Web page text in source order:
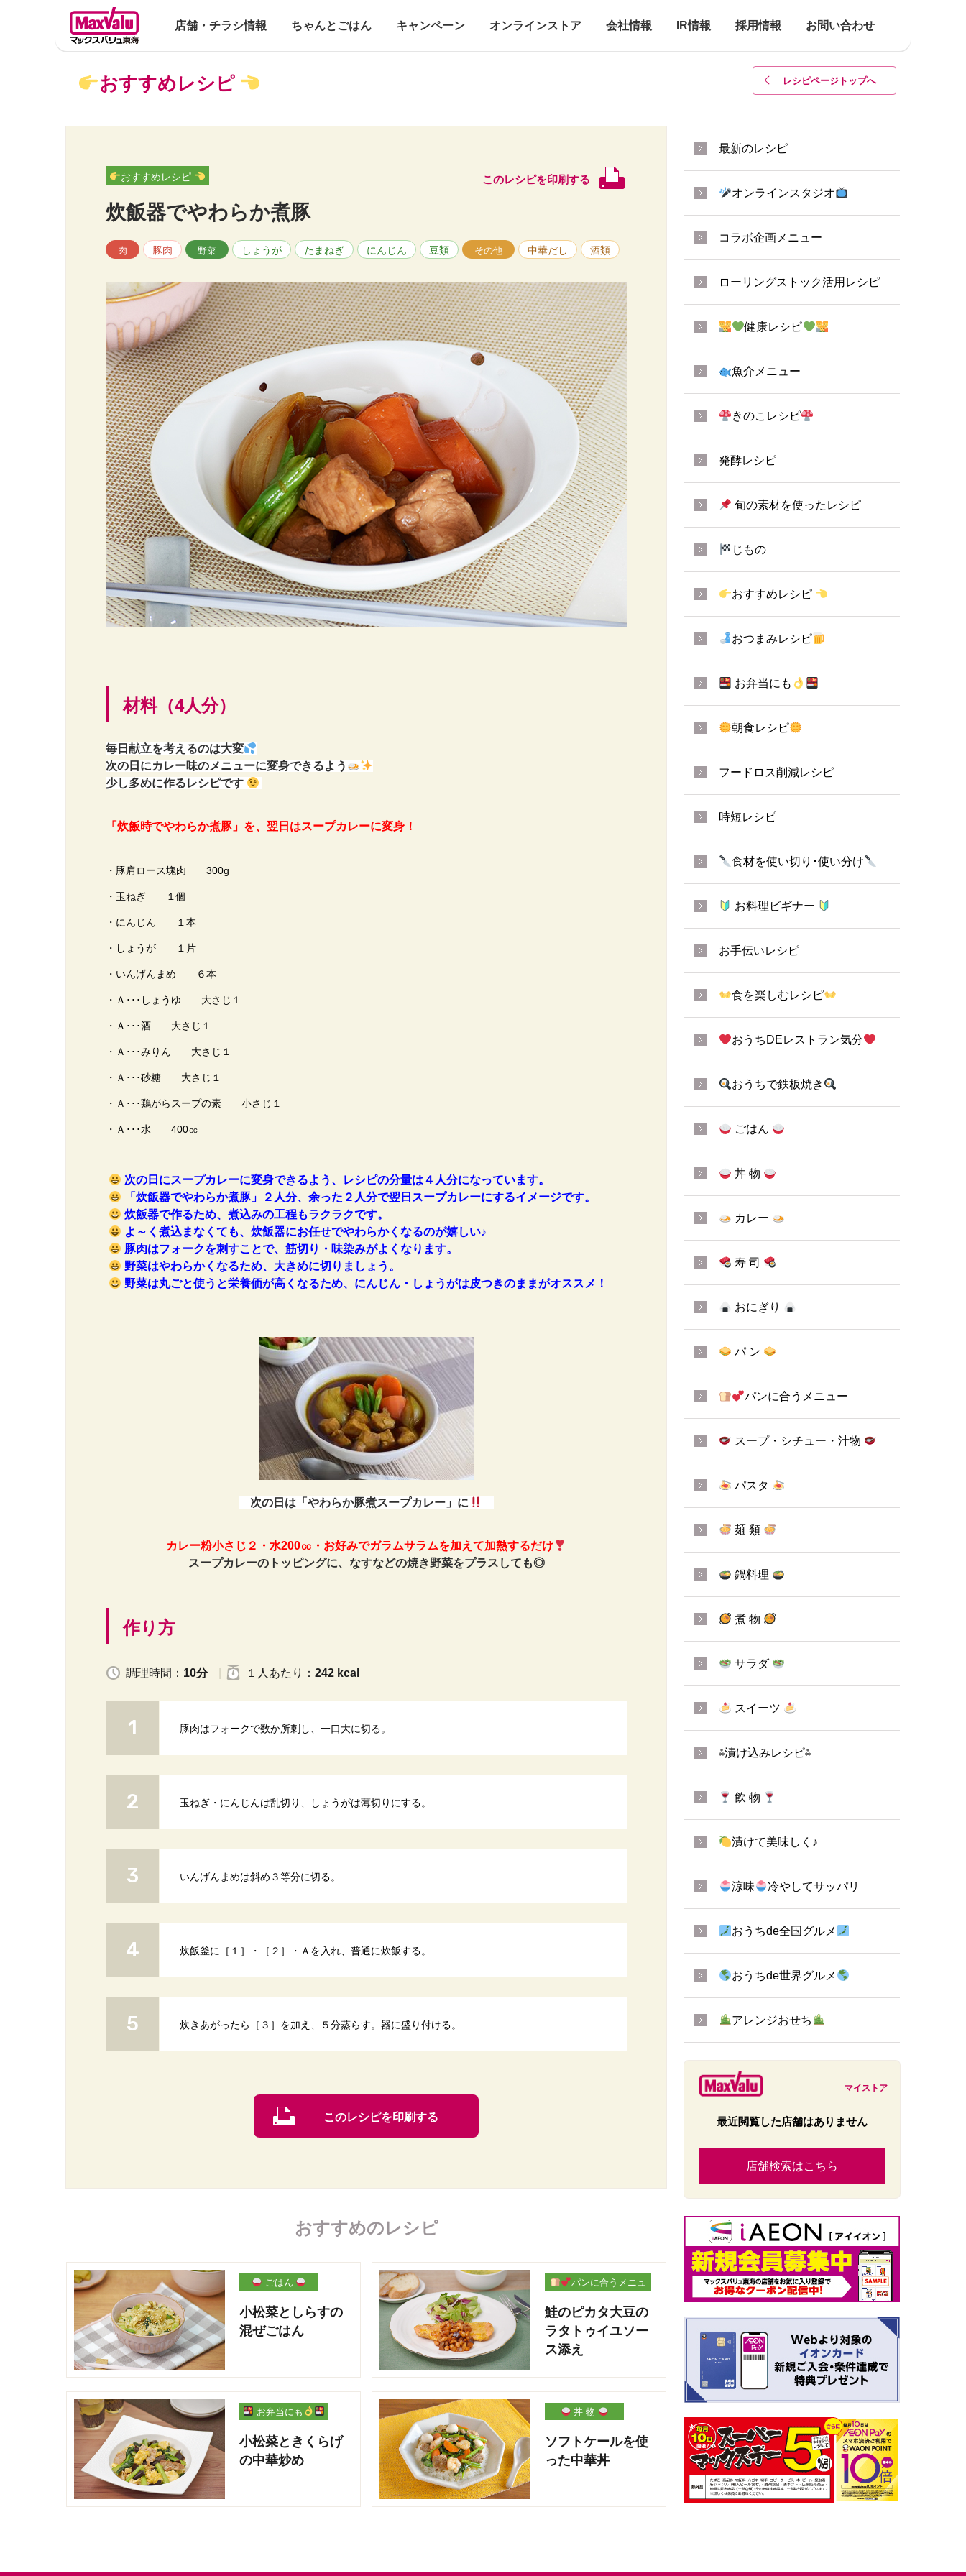
店舗・チラシ情報 ちゃんとごはん キャンペーン オンラインストア 会社情報 IR情報 採用情報 お問い合わせ
レシピページトップへ
おすすめレシピ
おすすめレシピ このレシピを印刷する
炊飯器でやわらか煮豚
肉 豚肉 野菜 しょうが たまねぎ にんじん 豆類 その他 中華だし 酒類
材料（4人分）
毎日献立を考えるのは大変
次の日にカレー味のメニューに変身できるよう
少し多めに作るレシピです
「炊飯時でやわらか煮豚」を、翌日はスープカレーに変身！
・豚肩ロース塊肉 300g
・玉ねぎ １個
・にんじん １本
・しょうが １片
・いんげんまめ ６本
・Ａ･･･しょうゆ 大さじ１
・Ａ･･･酒 大さじ１
・Ａ･･･みりん 大さじ１
・Ａ･･･砂糖 大さじ１
・Ａ･･･鶏がらスープの素 小さじ１
・Ａ･･･水 400㏄
次の日にスープカレーに変身できるよう、レシピの分量は４人分になっています。
「炊飯器でやわらか煮豚」２人分、余った２人分で翌日スープカレーにするイメージです。
炊飯器で作るため、煮込みの工程もラクラクです。
よ～く煮込まなくても、炊飯器にお任せでやわらかくなるのが嬉しい♪
豚肉はフォークを刺すことで、筋切り・味染みがよくなります。
野菜はやわらかくなるため、大きめに切りましょう。
野菜は丸ごと使うと栄養価が高くなるため、にんじん・しょうがは皮つきのままがオススメ！
次の日は「やわらか豚煮スープカレー」に
カレー粉小さじ２・水200㏄・お好みでガラムサラムを加えて加熱するだけ
スープカレーのトッピングに、なすなどの焼き野菜をプラスしても◎
作り方
調理時間： 10分 １人 あたり ： 242 kcal
豚肉はフォークで数か所刺し、一口大に切る。
玉ねぎ・にんじんは乱切り、しょうがは薄切りにする。
いんげんまめは斜め３等分に切る。
炊飯釜に［１］・［２］・Ａを入れ、普通に炊飯する。
炊きあがったら［３］を加え、５分蒸らす。器に盛り付ける。
このレシピを印刷する
おすすめのレシピ
ごはん
小松菜としらすの
混ぜごはん
パンに合うメニュ
鮭のピカタ大豆の
ラタトゥイユソー
ス添え
お弁当にも
小松菜ときくらげ
の中華炒め
丼 物
ソフトケールを使
った中華丼
最新のレシピ
オンラインスタジオ
コラボ企画メニュー
ローリングストック活用レシピ
健康レシピ
魚介メニュー
きのこレシピ
発酵レシピ
旬の素材を使ったレシピ
じもの
おすすめレシピ
おつまみレシピ
お弁当にも
朝食レシピ
フードロス削減レシピ
時短レシピ
食材を使い切り･使い分け
お料理ビギナー
お手伝いレシピ
食を楽しむレシピ
おうちDEレストラン気分
おうちで鉄板焼き
ごはん
丼 物
カレー
寿 司
おにぎり
パ ン
パンに合うメニュー
スープ・シチュー・汁物
パスタ
麺 類
鍋料理
煮 物
サラダ
スイーツ
⁂漬け込みレシピ⁂
飲 物
漬けて美味しく♪
涼味 冷やしてサッパリ
おうちde全国グルメ
おうちde世界グルメ
アレンジおせち
マイストア
最近閲覧した店舗はありません
店舗検索はこちら